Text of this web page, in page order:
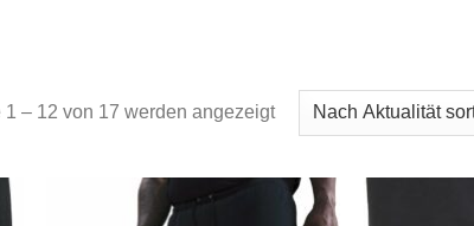
1 – 12 von 17 werden angezeigtNach
Aktualität